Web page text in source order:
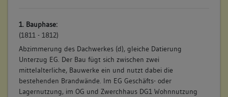
1. Bauphase:
(1811 - 1812)
Abzimmerung des Dachwerkes (d), gleiche Datierung
Unterzug EG. Der Bau fügt sich zwischen zwei
mittelalterliche, Bauwerke ein und nutzt dabei die
bestehenden Brandwände. Im EG Geschäfts- oder
Lagernutzung, im OG und Zwerchhaus DG1 Wohnnutzung